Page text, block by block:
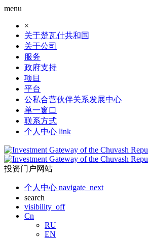
menu
×
关于楚瓦什共和国
关于公司
服务
政府支持
项目
平台
公私合营伙伴关系发展中心
单一窗口
联系方式
个人中心 link
投资门户网站
个人中心 navigate_next
search
visibility_off
Cn
RU
EN